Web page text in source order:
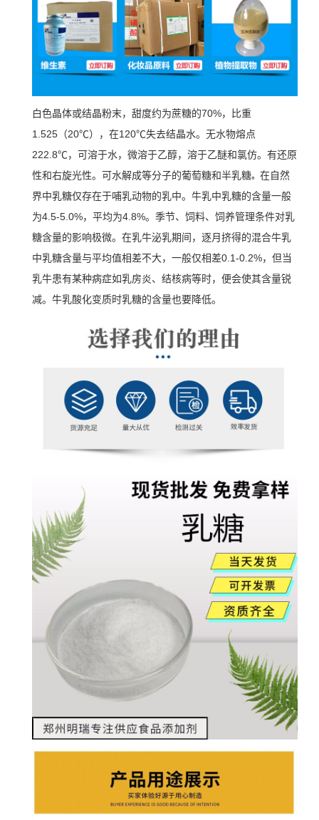
白色晶体或结晶粉末，甜度约为蔗糖的70%，比重
1.525（20℃），在120℃失去结晶水。无水物熔点
222.8℃，可溶于水，微溶于乙醇，溶于乙醚和氯仿。有还原
性和右旋光性。可水解成等分子的葡萄糖和半乳糖。 在自然
界中乳糖仅存在于哺乳动物的乳中。牛乳中乳糖的含量一般
为4.5-5.0%，平均为4.8%。季节、饲料、饲养管理条件对乳
糖含量的影响极微。在乳牛泌乳期间，逐月挤得的混合牛乳
中乳糖含量与平均值相差不大，一般仅相差0.1-0.2%，但当
乳牛患有某种病症如乳房炎、结核病等时，便会使其含量锐
减。牛乳酸化变质时乳糖的含量也要降低。